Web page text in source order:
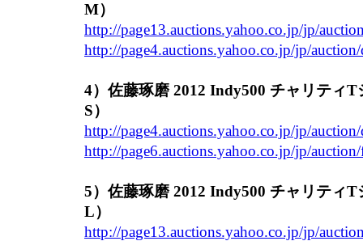
M）
http://page13.auctions.yahoo.co.jp/jp/
http://page4.auctions.yahoo.co.jp/jp/
4）佐藤琢磨 2012 Indy500 チャリティ
S）
http://page4.auctions.yahoo.co.jp/jp/
http://page6.auctions.yahoo.co.jp/jp/
5）佐藤琢磨 2012 Indy500 チャリティ
L）
http://page13.auctions.yahoo.co.jp/jp/